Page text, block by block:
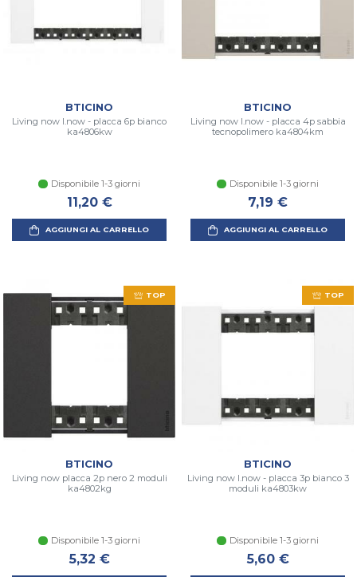
BTICINO
Living now l.now - placca 6p bianco
ka4806kw
Disponibile 1-3 giorni
11,20 €
AGGIUNGI AL CARRELLO
BTICINO
Living now l.now - placca 4p sabbia
tecnopolimero ka4804km
Disponibile 1-3 giorni
7,19 €
AGGIUNGI AL CARRELLO
TOP
BTICINO
Living now placca 2p nero 2 moduli
ka4802kg
Disponibile 1-3 giorni
5,32 €
TOP
BTICINO
Living now l.now - placca 3p bianco 3
moduli ka4803kw
Disponibile 1-3 giorni
5,60 €